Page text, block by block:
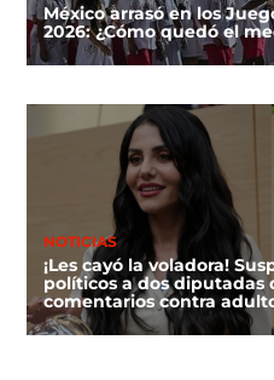
México arrasó en los
2026: ¿Cómo quedó el
NOTICIAS
¡Les cayó la voladora!
políticos a dos diputadas
comentarios contra